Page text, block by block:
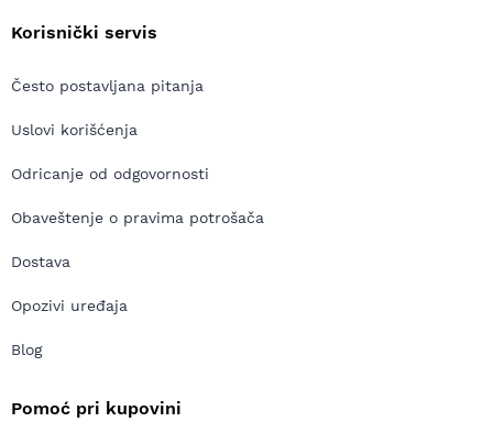
Korisnički servis
Često postavljana pitanja
Uslovi korišćenja
Odricanje od odgovornosti
Obaveštenje o pravima potrošača
Dostava
Opozivi uređaja
Blog
Pomoć pri kupovini